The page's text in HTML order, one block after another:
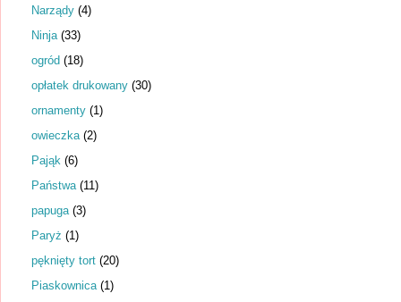
Narządy (4)
Ninja (33)
ogród (18)
opłatek drukowany (30)
ornamenty (1)
owieczka (2)
Pająk (6)
Państwa (11)
papuga (3)
Paryż (1)
pęknięty tort (20)
Piaskownica (1)